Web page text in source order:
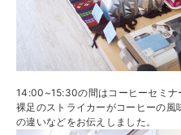
14:00~15:30の間はコーヒーセミナ
裸足のストライカーがコーヒーの
の違いなどをお伝えしました。